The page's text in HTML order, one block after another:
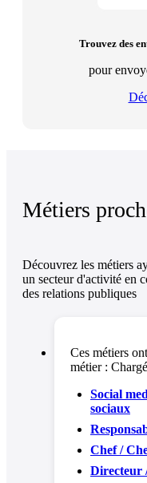
Trouvez des
pour
Métiers
Découvrez les métiers
un secteur d'activité en
des relations publiques
Ces métiers
métier :
Social
sociaux
Chef /
Directeur